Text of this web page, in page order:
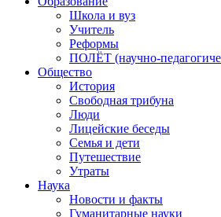
Школа и вуз
Учитель
Реформы
ПОЛЁТ (научно-
Общество
История
Свободная трибуна
Люди
Лицейские беседы
Семья и дети
Путешествие
Утраты
Наука
Новости и факты
Гуманитарные науки